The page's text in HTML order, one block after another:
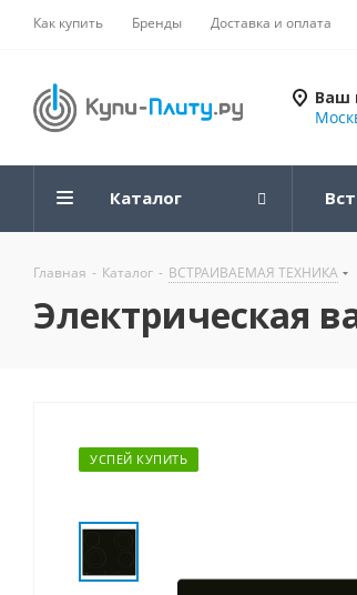
Как купить Бренды Доставка и оплата
Ваш
Каталог
Главная - Каталог - ВСТРАИВАЕМАЯ ТЕХНИКА
Электрическая
УСПЕЙ КУПИТЬ